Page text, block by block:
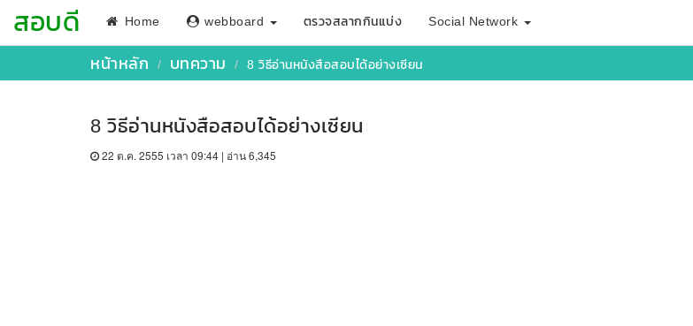
สอบดี Home webboard ตรวจสลากกินแบ่ง Social Network
หน้าหลัก บทความ 8 วิธีอ่านหนังสือสอบได้อย่างเซียน
8 วิธีอ่านหนังสือสอบได้อย่างเซียน
22 ต.ค. 2555 เวลา 09:44 | อ่าน 6,345